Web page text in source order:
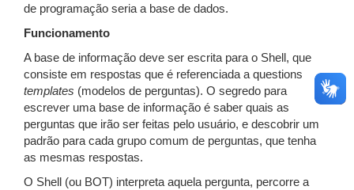
de programação seria a base de dados.
Funcionamento
A base de informação deve ser escrita para o Shell, que
consiste em respostas que é referenciada a questions
templates (modelos de perguntas). O segredo para
escrever uma base de informação é saber quais as
perguntas que irão ser feitas pelo usuário, e descobrir um
padrão para cada grupo comum de perguntas, que tenha
as mesmas respostas.
O Shell (ou BOT) interpreta aquela pergunta, percorre a